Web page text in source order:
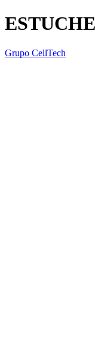
Grupo CellTech